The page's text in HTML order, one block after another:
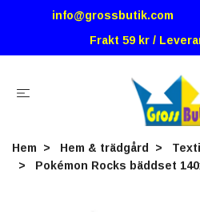
info@grossbutik.com
Frakt 59 kr /
Hem Hem & trädgård
Textil
Pokémon Rocks bäddset